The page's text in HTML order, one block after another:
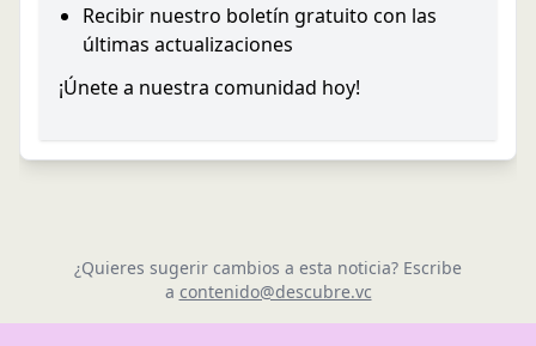
Recibir nuestro boletín gratuito con las
últimas actualizaciones
¡Únete a nuestra comunidad hoy!
¿Quieres sugerir cambios a esta noticia? Escribe
a contenido@descubre.vc